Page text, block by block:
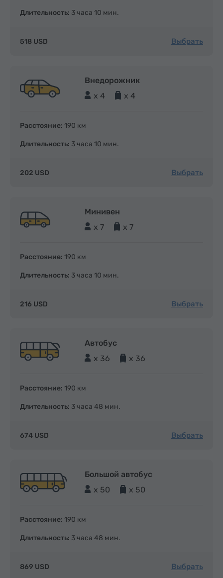
Длительность: 3 часа 10 мин.
518 USD Выбрать
Внедорожник
x 4
x 4
Расстояние: 190 км
Длительность: 3 часа 10 мин.
202 USD Выбрать
Минивен
x 7
x 7
Расстояние: 190 км
Длительность: 3 часа 10 мин.
216 USD Выбрать
Автобус
x 36
x 36
Расстояние: 190 км
Длительность: 3 часа 48 мин.
674 USD Выбрать
Большой автобус
x 50
x 50
Расстояние: 190 км
Длительность: 3 часа 48 мин.
869 USD Выбрать